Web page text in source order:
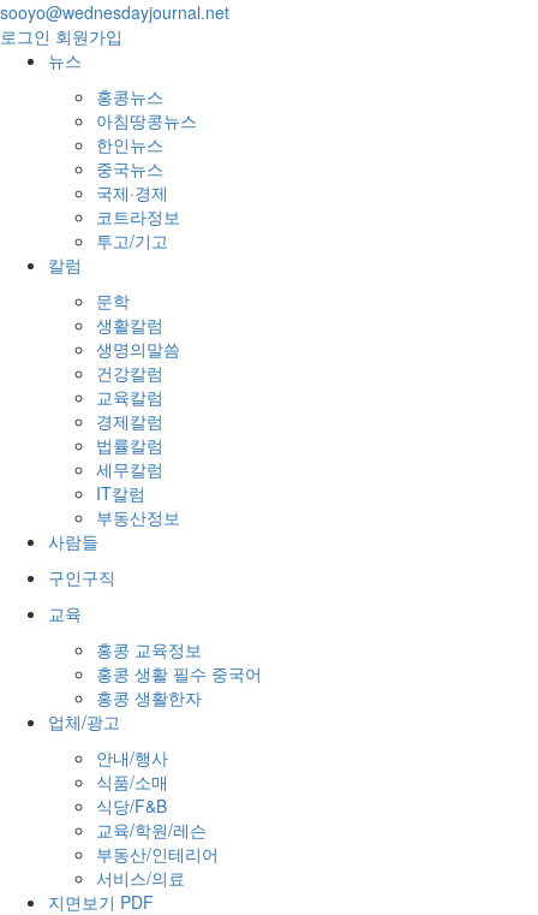
sooyo@wednesdayjournal.net
로그인 회원가입
뉴스
홍콩뉴스
아침땅콩뉴스
한인뉴스
중국뉴스
국제·경제
코트라정보
투고/기고
칼럼
문학
생활칼럼
생명의말씀
건강칼럼
교육칼럼
경제칼럼
법률칼럼
세무칼럼
IT칼럼
부동산정보
사람들
구인구직
교육
홍콩 교육정보
홍콩 생활 필수 중국어
홍콩 생활한자
업체/광고
안내/행사
식품/소매
식당/F&B
교육/학원/레슨
부동산/인테리어
서비스/의료
지면보기 PDF